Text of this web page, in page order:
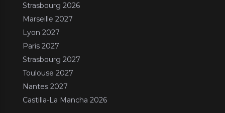
Strasbourg 2026
Marseille 2027
Lyon 2027
Paris 2027
Strasbourg 2027
Toulouse 2027
Nantes 2027
Castilla-La Mancha 2026